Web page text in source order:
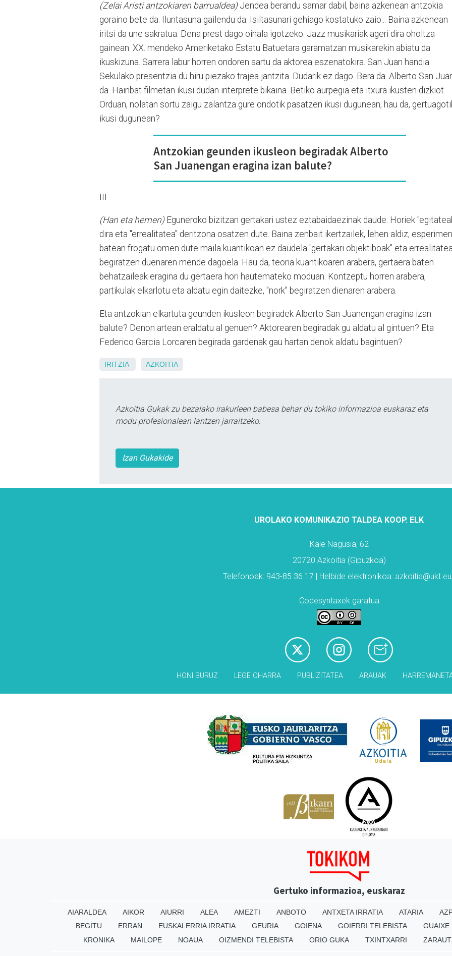
(Zelai Aristi antzokiaren barrualdea) Jendea berandu samar dabil, baina azkenean antzokia
goraino bete da. Iluntasuna gailendu da. Isiltasunari gehiago kostatuko zaio... Baina azkenean
iritsi da une sakratua. Dena prest dago oihala igotzeko. Jazz musikariak ageri dira oholtza
gainean. XX. mendeko Ameriketako Estatu Batuetara garamatzan musikarekin abiatu da
ikuskizuna. Sarrera labur horren ondoren sartu da aktorea eszenatokira. San Juan handia.
Sekulako presentzia du hiru piezako trajea jantzita. Dudarik ez dago. Bera da. Alberto San
da. Hainbat filmetan ikusi dudan interprete bikaina. Betiko aurpegia eta itxura ikusten dizkiot.
Orduan, nolatan sortu zaigu zalantza gure ondotik pasatzen ikusi dugunean, hau da,
ikusi dugunean?
Antzokian geunden ikusleon begiradak Alberto
San Juanengan eragina izan balute?
III
(Han eta hemen) Eguneroko bizitzan gertakari ustez eztabaidaezinak daude. Horiek
dira eta "errealitatea" deritzona osatzen dute. Baina zenbait ikertzailek, lehen aldiz,
batean frogatu omen dute maila kuantikoan ez daudela "gertakari objektiboak" eta
begiratzen duenaren mende dagoela. Hau da, teoria kuantikoaren arabera, gertaera baten
behatzaileak eragina du gertaera hori hautemateko moduan. Kontzeptu horren arabera,
partikulak elkarlotu eta aldatu egin daitezke, "nork" begiratzen dienaren arabera.
Eta antzokian elkartuta geunden ikusleon begiradek Alberto San Juanengan eragina izan
balute? Denon artean eraldatu al genuen? Aktorearen begiradak gu aldatu al gintuen? Eta
Federico Garcia Lorcaren begirada gardenak gau hartan denok aldatu bagintuen?
IRITZIA AZKOITIA
Azkoitia Gukak zu bezalako irakurleen babesa behar du tokiko informazioa euskaraz eta
modu profesionalean lantzen jarraitzeko.
Izan Gukakide
UROLAKO KOMUNIKAZIO TALDEA KOOP. ELK
Kale Nagusia, 62
20720 Azkoitia (Gipuzkoa)
Telefonoak: 943-85 36 17 | Helbide elektronikoa:
Codesyntaxek garatua
HONI BURUZ LEGE OHARRA PUBLIZITATEA ARAUAK
Gertuko informazioa, euskaraz
AIARALDEA AIKOR AIURRI ALEA AMEZTI ANBOTO ANTXETA IRRATIA ATARIA
BEGITU
ERRAN EUSKALERRIA IRRATIA GEURIA GOIENA GOIERRI TELEBISTA
GUAIXE
KRONIKA
MAILOPE NOAUA OIZMENDI TELEBISTA ORIO GUKA TXINTXARRI